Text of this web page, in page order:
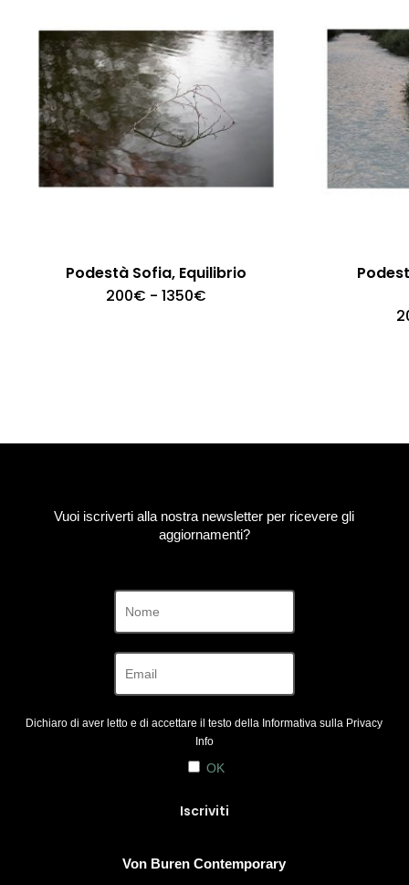
Podestà Sofia, Equilibrio
200€ - 1350€Fascia
Vuoi iscriverti alla nostra newsletter per ricevere gli
aggiornamenti?
Dichiaro di aver letto e di accettare il testo della Informativa sulla Privacy
Info
OK
Von Buren Contemporary